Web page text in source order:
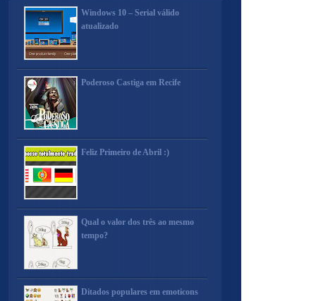
Windows 10 – Serial válido
atualizado
Poderoso Castiga em Recife
Feliz Primeiro de Abril :)
Qual o valor dos três ao mesmo
tempo?
Ditados populares em emoticons